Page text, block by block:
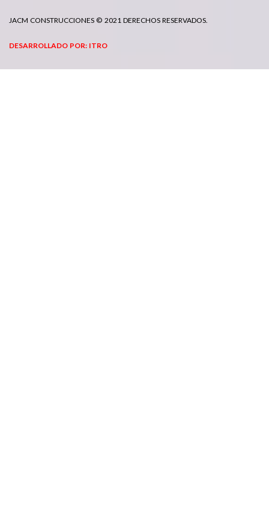
JACM CONSTRUCCIONES © 2021 DERECHOS RESERVADOS.
DESARROLLADO POR: ITRO